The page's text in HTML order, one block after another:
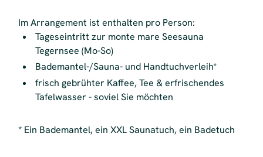
Im Arrangement ist enthalten pro Person:
Tageseintritt zur monte mare Seesauna
Tegernsee (Mo-So)
Bademantel-/Sauna- und Handtuchverleih*
frisch gebrühter Kaffee, Tee & erfrischendes
Tafelwasser - soviel Sie möchten
* Ein Bademantel, ein XXL Saunatuch, ein Badetuch